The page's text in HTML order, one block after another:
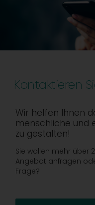
Kontaktieren
Wir helfen Ihnen
menschliche und
zu gestalten!
Sie wollen mehr über
Angebot anfragen
Frage?